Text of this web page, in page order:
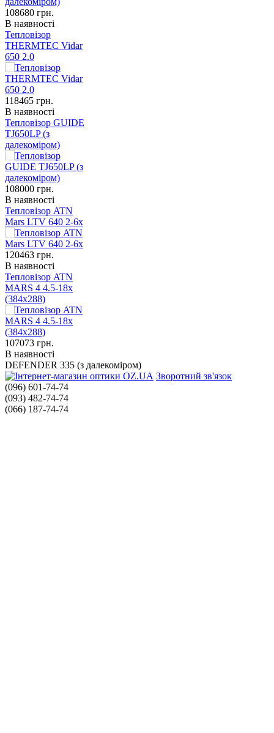
108680 грн.
В наявності
Тепловізор
THERMTEC Vidar
650 2.0
118465 грн.
В наявності
Тепловізор GUIDE
TJ650LP (з
далекоміром)
108000 грн.
В наявності
Тепловізор ATN
Mars LTV 640 2-6x
120463 грн.
В наявності
Тепловізор ATN
MARS 4 4.5-18x
(384x288)
107073 грн.
В наявності
DEFENDER 335 (з далекоміром)
Зворотний зв'язок
(096) 601-74-74
(093) 482-74-74
(066) 187-74-74